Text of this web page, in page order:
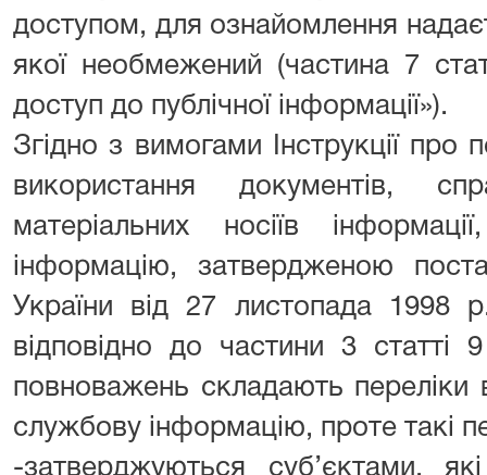
доступом, для ознайомлення
якої необмежений (частина 7
доступ до публічної інформації»).
Згідно з вимогами Інструкції про
використання документів,
матеріальних носіїв
інформацію, затвердженою
України від 27 листопада
відповідно до частини 3 статті
повноважень складають переліки
службову інформацію, проте такі
-затверджуються суб’єктами,